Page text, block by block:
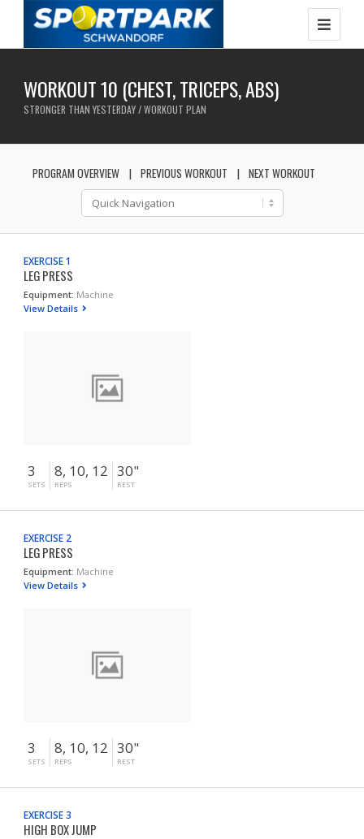
WORKOUT 10 (CHEST, TRICEPS, ABS)
STRONGER THAN YESTERDAY / WORKOUT PLAN
PROGRAM OVERVIEW PREVIOUS WORKOUT NEXT WORKOUT
EXERCISE 1
LEG PRESS
Equipment: Machine
View Details
3
SETS
8, 10, 12
REPS
30"
REST
EXERCISE 2
LEG PRESS
Equipment: Machine
View Details
3
SETS
8, 10, 12
REPS
30"
REST
EXERCISE 3
HIGH BOX JUMP